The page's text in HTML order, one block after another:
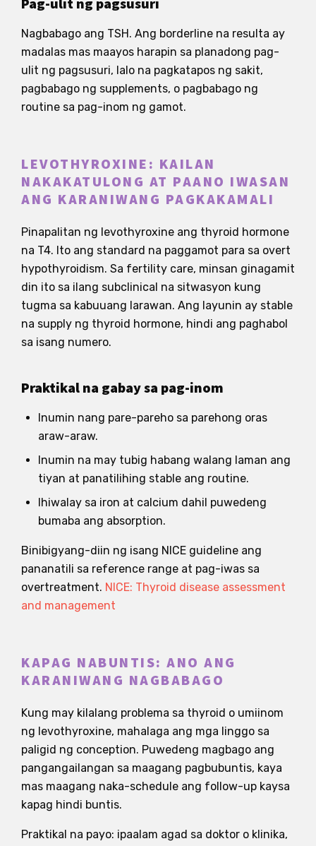
Pag-ulit ng pagsusuri
Nagbabago ang TSH. Ang borderline na resulta ay
madalas mas maayos harapin sa planadong pag-
ulit ng pagsusuri, lalo na pagkatapos ng sakit,
pagbabago ng supplements, o pagbabago ng
routine sa pag-inom ng gamot.
LEVOTHYROXINE: KAILAN
NAKAKATULONG AT PAANO IWASAN
ANG KARANIWANG PAGKAKAMALI
Pinapalitan ng levothyroxine ang thyroid hormone
na T4. Ito ang standard na paggamot para sa overt
hypothyroidism. Sa fertility care, minsan ginagamit
din ito sa ilang subclinical na sitwasyon kung
tugma sa kabuuang larawan. Ang layunin ay stable
na supply ng thyroid hormone, hindi ang paghabol
sa isang numero.
Praktikal na gabay sa pag-inom
Inumin nang pare-pareho sa parehong oras
araw-araw.
Inumin na may tubig habang walang laman ang
tiyan at panatilihing stable ang routine.
Ihiwalay sa iron at calcium dahil puwedeng
bumaba ang absorption.
Binibigyang-diin ng isang NICE guideline ang
pananatili sa reference range at pag-iwas sa
overtreatment. NICE: Thyroid disease assessment
and management
KAPAG NABUNTIS: ANO ANG
KARANIWANG NAGBABAGO
Kung may kilalang problema sa thyroid o umiinom
ng levothyroxine, mahalaga ang mga linggo sa
paligid ng conception. Puwedeng magbago ang
pangangailangan sa maagang pagbubuntis, kaya
mas maagang naka-schedule ang follow-up kaysa
kapag hindi buntis.
Praktikal na payo: ipaalam agad sa doktor o klinika,